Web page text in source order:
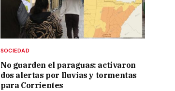
SOCIEDAD
No guarden el paraguas: activaron
dos alertas por lluvias y tormentas
para Corrientes